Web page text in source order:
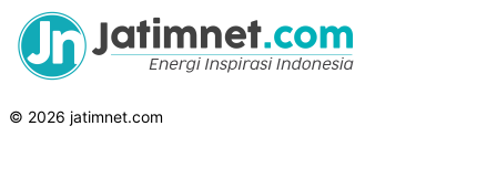
© 2026 jatimnet.com